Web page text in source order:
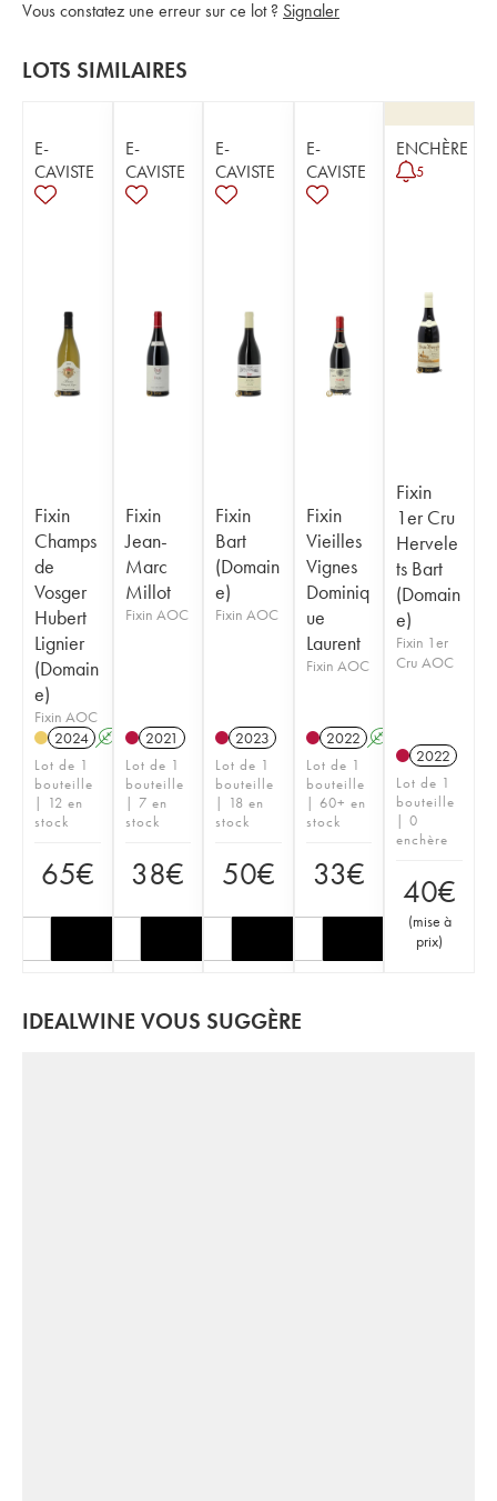
Vous constatez une erreur sur ce lot ? Signaler
LOTS SIMILAIRES
E-
CAVISTE
Fixin
Champs
de
Vosger
Hubert
Lignier
(Domain
e)
Fixin AOC
2024 A
Lot de 1
bouteille
| 12 en
stock
65€
E-
CAVISTE
Fixin
Jean-
Marc
Millot
Fixin AOC
2021
Lot de 1
bouteille
| 7 en
stock
38€
E-
CAVISTE
Fixin
Bart
(Domain
e)
Fixin AOC
2023
Lot de 1
bouteille
| 18 en
stock
50€
E-
CAVISTE
Fixin
Vieilles
Vignes
Dominiq
ue
Laurent
Fixin AOC
2022 A
Lot de 1
bouteille
| 60+ en
stock
33€
ENCHÈRE
5
Fixin
1er Cru
Hervele
ts Bart
(Domain
e)
Fixin 1er
Cru AOC
2022
Lot de 1
bouteille
| 0
enchère
40€
(mise à
prix)
IDEALWINE VOUS SUGGÈRE